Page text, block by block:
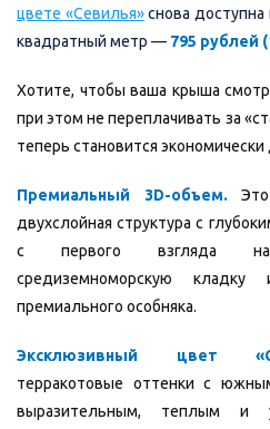
цвете «Севилья»снова доступна
квадратный метр — 795 рублей
Хотите, чтобы ваша крыша
при этом не переплачивать за
теперь становится экономически
Премиальный 3D-объем.
двухслойная структура с
с первого взгляда
средиземноморскую
премиального особняка.
Эксклюзивный цвет
терракотовые оттенки с
выразительным, теплым и